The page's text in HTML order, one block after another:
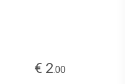
€ 2.00